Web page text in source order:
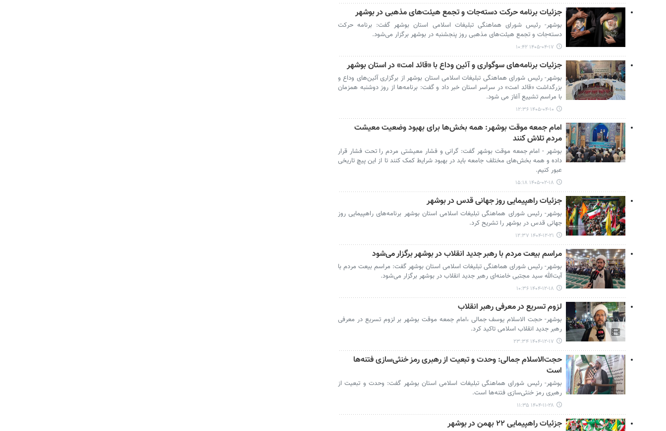
جزئیات برنامه حرکت دسته‌جات و تجمع هیئت‌های مذهبی در بوشهر
بوشهر- رئیس شورای هماهنگی تبلیغات اسلامی استان بوشهر گفت: برنامه حرکت
دسته‌جات و تجمع هیئت‌های مذهبی روز پنجشنبه در بوشهر برگزار می‌شود.
۱۴۰۵-۰۴-۱۷ ۱۰:۴۲
جزئیات برنامه‌های سوگواری و آئین وداع با «قائد امت» در استان بوشهر
بوشهر- رئیس شورای هماهنگی تبلیغات اسلامی استان بوشهر از برگزاری آئین‌های وداع و
بزرگداشت «قائد امت» در سراسر استان خبر داد و گفت: برنامه‌ها از روز دوشنبه همزمان
با مراسم تشییع آغاز می شود.
۱۴۰۵-۰۴-۱۰ ۱۲:۳۶
امام جمعه موقت بوشهر: همه بخش‌ها برای بهبود وضعیت معیشت
مردم تلاش کنند
بوشهر - امام جمعه موقت بوشهر گفت: گرانی و فشار معیشتی مردم را تحت فشار قرار
داده و همه بخش‌های مختلف جامعه باید در بهبود شرایط کمک کنند تا از این پیچ تاریخی
عبور کنیم.
۱۴۰۵-۰۲-۱۸ ۱۵:۱۸
جزئیات راهپیمایی روز جهانی قدس در بوشهر
بوشهر- رئیس شورای هماهنگی تبلیغات اسلامی استان بوشهر برنامه‌های راهپیمایی روز
جهانی قدس در بوشهر را تشریح کرد.
۱۴۰۴-۱۲-۲۱ ۱۲:۳۷
مراسم بیعت مردم با رهبر جدید انقلاب در بوشهر برگزار می‌شود
بوشهر- رئیس شورای هماهنگی تبلیغات اسلامی استان بوشهر گفت: مراسم بیعت مردم با
آیت‌الله سید مجتبی خامنه‌ای رهبر جدید انقلاب در بوشهر برگزار می‌شود.
۱۴۰۴-۱۲-۱۸ ۱۰:۳۶
لزوم تسریع در معرفی رهبر انقلاب
بوشهر- حجت الاسلام یوسف جمالی ،امام جمعه موقت بوشهر بر لزوم تسریع در معرفی
رهبر جدید انقلاب اسلامی تاکید کرد.
۱۴۰۴-۱۲-۱۷ ۲۳:۳۴
حجت‌الاسلام جمالی: وحدت و تبعیت از رهبری رمز خنثی‌سازی فتنه‌ها
است
بوشهر- رئیس شورای هماهنگی تبلیغات اسلامی استان بوشهر گفت: وحدت و تبعیت از
رهبری رمز خنثی‌سازی فتنه‌ها است.
۱۴۰۴-۱۱-۲۸ ۱۱:۳۵
جزئیات راهپیمایی ۲۲ بهمن در بوشهر